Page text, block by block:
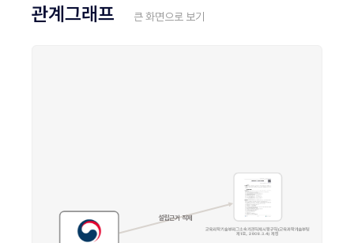
관계그래프 큰 화면으로 보기